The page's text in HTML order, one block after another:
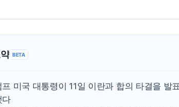
트럼프,
美 항소법
이란 핵심
뉴욕증시
BETA
미국 대통령이 11일 이란과 합의 타결을 발
다